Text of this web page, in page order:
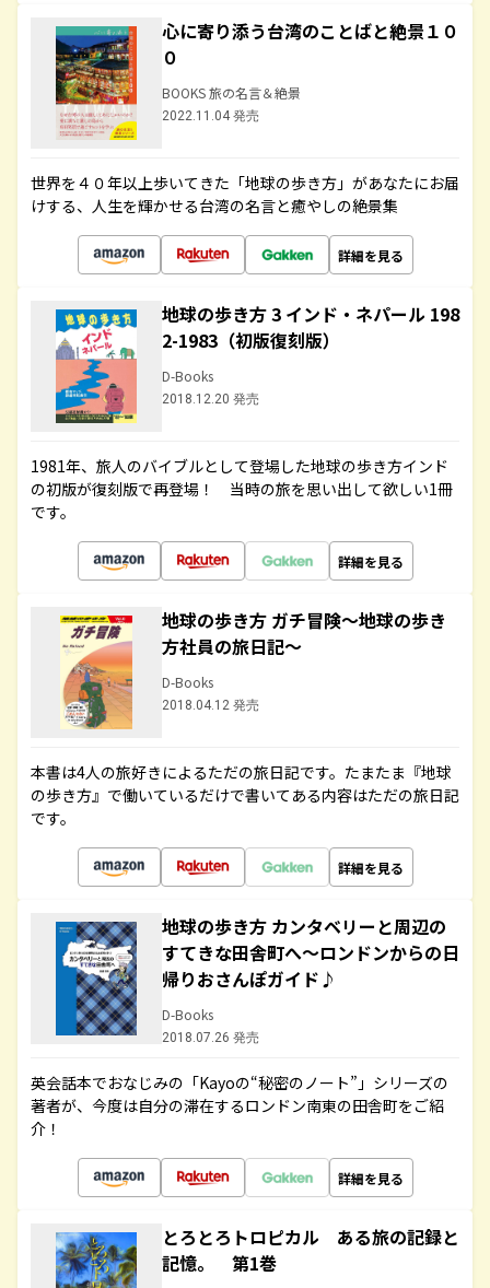
心に寄り添う台湾のことばと絶景１０
０
BOOKS 旅の名言＆絶景
2022.11.04 発売
世界を４０年以上歩いてきた「地球の歩き方」があなたにお届
けする、人生を輝かせる台湾の名言と癒やしの絶景集
詳細を見る
地球の歩き方 3 インド・ネパール 198
2-1983（初版復刻版）
D-Books
2018.12.20 発売
1981年、旅人のバイブルとして登場した地球の歩き方インド
の初版が復刻版で再登場！ 当時の旅を思い出して欲しい1冊
です。
詳細を見る
地球の歩き方 ガチ冒険～地球の歩き
方社員の旅日記～
D-Books
2018.04.12 発売
本書は4人の旅好きによるただの旅日記です。たまたま『地球
の歩き方』で働いているだけで書いてある内容はただの旅日記
です。
詳細を見る
地球の歩き方 カンタベリーと周辺の
すてきな田舎町へ～ロンドンからの日
帰りおさんぽガイド♪
D-Books
2018.07.26 発売
英会話本でおなじみの「Kayoの“秘密のノート”」シリーズの
著者が、今度は自分の滞在するロンドン南東の田舎町をご紹
介！
詳細を見る
とろとろトロピカル ある旅の記録と
記憶。 第1巻